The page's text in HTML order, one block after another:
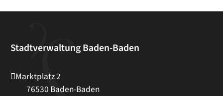
Stadtverwaltung Baden-Baden
Marktplatz 2
76530 Baden-Baden